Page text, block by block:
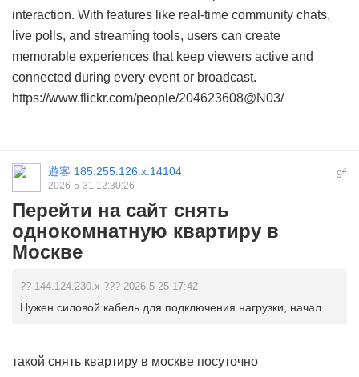
interaction. With features like real-time community chats,
live polls, and streaming tools, users can create
memorable experiences that keep viewers active and
connected during every event or broadcast.
https://www.flickr.com/people/204623608@N03/
9#
遊客 185.255.126.x:14104
2026-5-31 12:30:26
Перейти на сайт снять
однокомнатную квартиру в
Москве
?? 144.124.230.x ??? 2026-5-25 17:42
Нужен силовой кабель для подключения нагрузки, начал ...
такой снять квартиру в москве посуточно